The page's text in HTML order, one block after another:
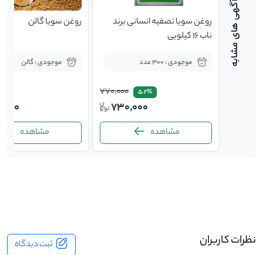
روغن سویا تصفیه انسانی برند
ناب 16 کیلویی
موجودی : 300 عدد
5.2%
770,000
730,000
مشاهده
روغن سویا گالن
موجودی : گالن
مشاهده
نظرات کاربران ثبت دیدگاه